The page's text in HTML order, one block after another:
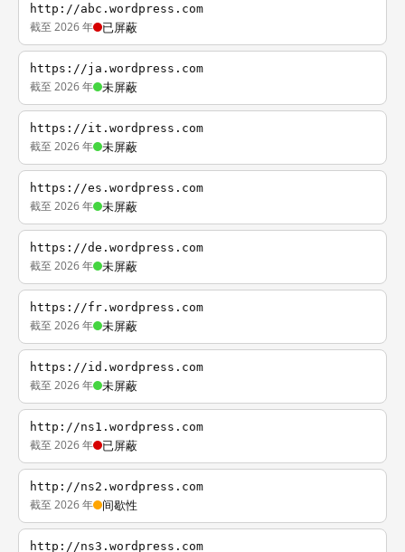
http://abc.wordpress.com
截至 2026 年 已屏蔽
https://ja.wordpress.com
截至 2026 年 未屏蔽
https://it.wordpress.com
截至 2026 年 未屏蔽
https://es.wordpress.com
截至 2026 年 未屏蔽
https://de.wordpress.com
截至 2026 年 未屏蔽
https://fr.wordpress.com
截至 2026 年 未屏蔽
https://id.wordpress.com
截至 2026 年 未屏蔽
http://ns1.wordpress.com
截至 2026 年 已屏蔽
http://ns2.wordpress.com
截至 2026 年 间歇性
http://ns3.wordpress.com